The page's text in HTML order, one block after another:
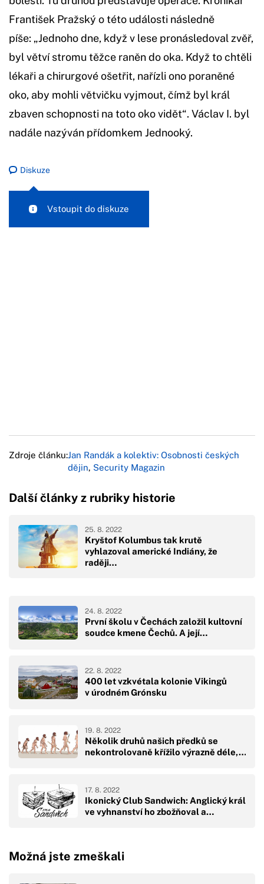
František Pražský o této události následně
píše: „Jednoho dne, když v lese pronásledoval zvěř,
byl větví stromu těžce raněn do oka. Když to chtěli
lékaři a chirurgové ošetřit, nařízli ono poraněné
oko, aby mohli větvičku vyjmout, čímž byl král
zbaven schopnosti na toto oko vidět“. Václav I. byl
nadále nazýván přídomkem Jednooký.
Diskuze
Vstoupit do diskuze
Zdroje článku:Jan Randák a kolektiv: Osobnosti českých
dějin, Security Magazin
Další články z rubriky historie
Kryštof Kolumbus tak krutě
vyhlazoval americké Indiány, že
raději…
25. 8. 2022
První školu v Čechách založil kultovní
soudce kmene Čechů. A její…
24. 8. 2022
400 let vzkvétala kolonie Vikingů
v úrodném Grónsku
22. 8. 2022
Několik druhů našich předků se
nekontrolovaně křížilo výrazně déle,…
19. 8. 2022
Ikonický Club Sandwich: Anglický král
ve vyhnanství ho zbožňoval a…
17. 8. 2022
Možná jste zmeškali